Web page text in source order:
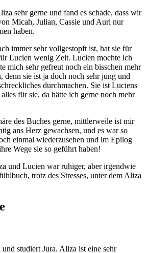
sehr gerne und fand es schade, dass wir
Micah, Julian, Cassie und Auri nur
haben.
immer sehr vollgestopft ist, hat sie für
Lucien wenig Zeit. Lucien mochte ich
mich sehr gefreut noch ein bisschen mehr
denn sie ist ja doch noch sehr jung und
durchmachen. Sie ist Luciens
für sie, da hätte ich gerne noch mehr
des Buches gerne, mittlerweile ist mir
ans Herz gewachsen, und es war so
einmal wiederzusehen und im Epilog
Wege sie so geführt haben!
und Lucien war ruhiger, aber irgendwie
trotz des Stresses, unter dem Aliza
und studiert Jura. Aliza ist eine sehr